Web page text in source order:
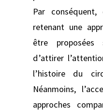
Par conséquent,
retenant une
être
d’attirer
l’histoire du
Néanmoins,
approches